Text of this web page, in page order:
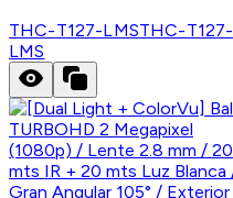
THC-T127-LMSTHC-T127-
LMS